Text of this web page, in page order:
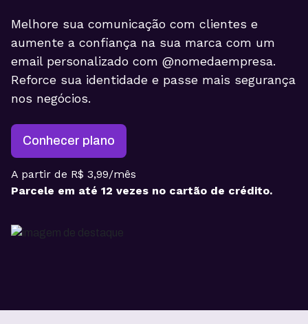
Melhore sua comunicação com clientes e
aumente a confiança na sua marca com um
email personalizado com @nomedaempresa.
Reforce sua identidade e passe mais segurança
nos negócios.
Conhecer plano
A partir de R$ 3,99/mês
Parcele em até 12 vezes no cartão de crédito.